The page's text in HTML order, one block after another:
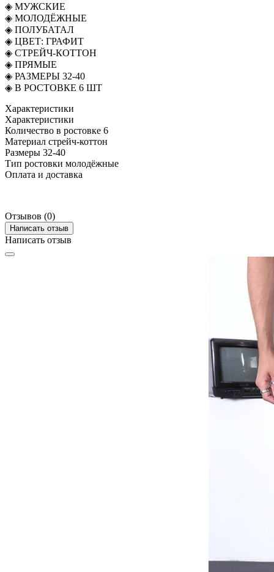
◈️ МУЖСКИЕ
◈️ МОЛОДЁЖНЫЕ
◈️ ПОЛУБАТАЛ
◈️ ЦВЕТ: ГРАФИТ
◈️ СТРЕЙЧ-КОТТОН
◈️ ПРЯМЫЕ
◈️️ РАЗМЕРЫ 32-40
◈️ В РОСТОВКЕ 6 ШТ
Характеристики
Характеристики
Количество в ростовке 6
Материал стрейч-коттон
Размеры 32-40
Тип ростовки молодёжные
Оплата и доставка
Отзывов (0)
Написать отзыв
Написать отзыв